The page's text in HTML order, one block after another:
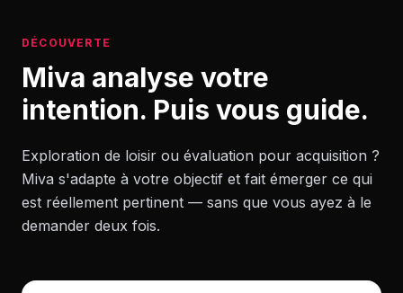
DÉCOUVERTE
Miva analyse votre
intention. Puis vous guide.
Exploration de loisir ou évaluation pour acquisition ?
Miva s'adapte à votre objectif et fait émerger ce qui
est réellement pertinent — sans que vous ayez à le
demander deux fois.